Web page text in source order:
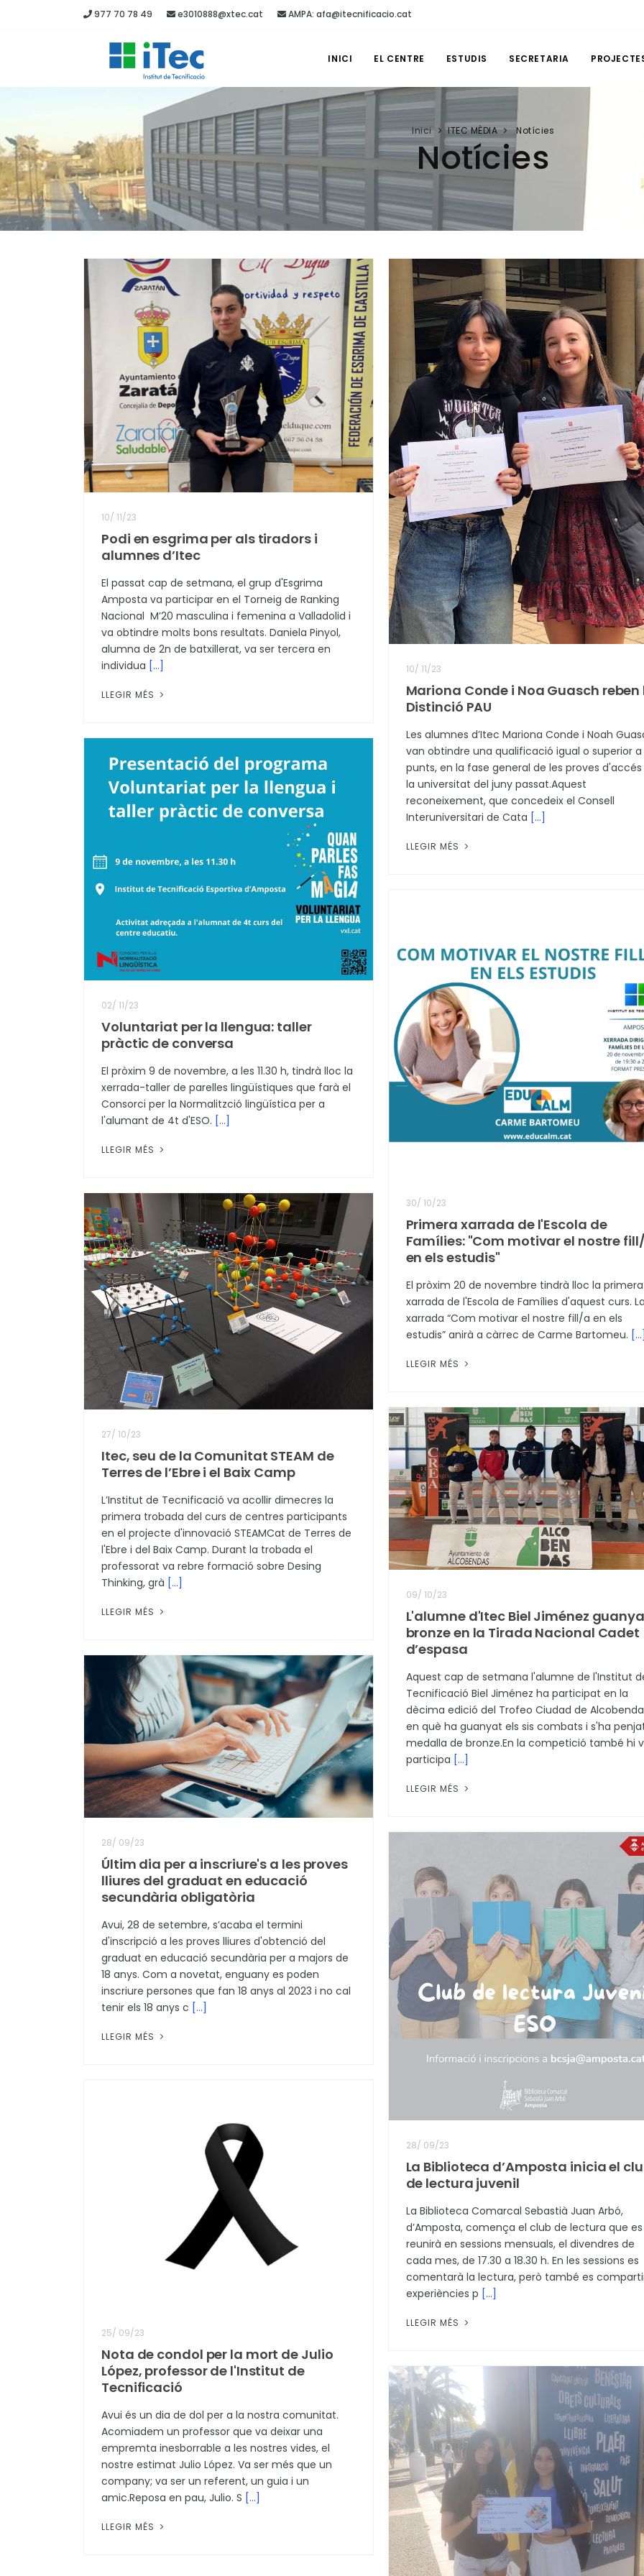
977 70 78 49 e3010888@xtec.cat AMPA: afa@itecnificacio.cat
INICI EL CENTRE ESTUDIS SECRETARIA
Inici ITEC MÈDIA Notícies
Notícies
10/ 11/23
Podi en esgrima per als tiradors i
alumnes d’Itec
El passat cap de setmana, el grup d'Esgrima
Amposta va participar en el Torneig de Ranking
Nacional M’20 masculina i femenina a Valladolid i
va obtindre molts bons resultats. Daniela Pinyol,
alumna de 2n de batxillerat, va ser tercera en
individua [...]
LLEGIR MÉS
10/ 11/23
Mariona Conde i Noa Guasch reben
Distinció PAU
Les alumnes d’Itec Mariona Conde i Noah
van obtindre una qualificació igual o superior a
punts, en la fase general de les proves d'accés
la universitat del juny passat.Aquest
reconeixement, que concedeix el Consell
Interuniversitari de Cata [...]
LLEGIR MÉS
02/ 11/23
Voluntariat per la llengua: taller
pràctic de conversa
El pròxim 9 de novembre, a les 11.30 h, tindrà lloc la
xerrada-taller de parelles lingüístiques que farà el
Consorci per la Normalitzció lingüística per a
l'alumant de 4t d'ESO. [...]
LLEGIR MÉS
30/ 10/23
Primera xarrada de l'Escola de
Famílies: "Com motivar el nostre
en els estudis"
El pròxim 20 de novembre tindrà lloc la primera
xarrada de l'Escola de Famílies d'aquest curs.
xarrada “Com motivar el nostre fill/a en els
estudis” anirà a càrrec de Carme Bartomeu.
LLEGIR MÉS
27/ 10/23
Itec, seu de la Comunitat STEAM de
Terres de l’Ebre i el Baix Camp
L’Institut de Tecnificació va acollir dimecres la
primera trobada del curs de centres participants
en el projecte d'innovació STEAMCat de Terres de
l'Ebre i del Baix Camp. Durant la trobada el
professorat va rebre formació sobre Desing
Thinking, grà [...]
LLEGIR MÉS
09/ 10/23
L'alumne d'Itec Biel Jiménez
bronze en la Tirada Nacional Cadet
d’espasa
Aquest cap de setmana l'alumne de l'Institut
Tecnificació Biel Jiménez ha participat en la
dècima edició del Trofeo Ciudad de
en què ha guanyat els sis combats i s'ha
medalla de bronze.En la competició també hi
participa [...]
LLEGIR MÉS
28/ 09/23
Últim dia per a inscriure's a les proves
lliures del graduat en educació
secundària obligatòria
Avui, 28 de setembre, s’acaba el termini
d'inscripció a les proves lliures d'obtenció del
graduat en educació secundària per a majors de
18 anys. Com a novetat, enguany es poden
inscriure persones que fan 18 anys al 2023 i no cal
tenir els 18 anys c [...]
LLEGIR MÉS
28/ 09/23
La Biblioteca d’Amposta inicia el
de lectura juvenil
La Biblioteca Comarcal Sebastià Juan Arbó,
d’Amposta, comença el club de lectura que es
reunirà en sessions mensuals, el divendres de
cada mes, de 17.30 a 18.30 h. En les sessions es
comentarà la lectura, però també es
experiències p [...]
LLEGIR MÉS
25/ 09/23
Nota de condol per la mort de Julio
López, professor de l'Institut de
Tecnificació
Avui és un dia de dol per a la nostra comunitat.
Acomiadem un professor que va deixar una
empremta inesborrable a les nostres vides, el
nostre estimat Julio López. Va ser més que un
company; va ser un referent, un guia i un
amic.Reposa en pau, Julio. S [...]
LLEGIR MÉS